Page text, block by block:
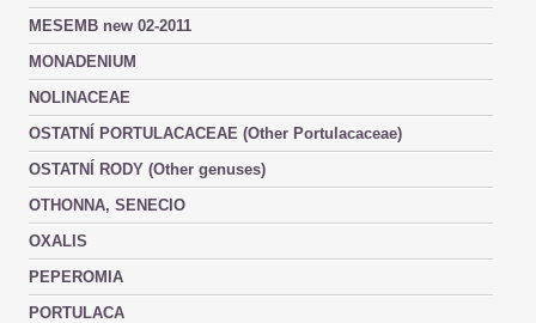
MESEMB new 02-2011
MONADENIUM
NOLINACEAE
OSTATNÍ PORTULACACEAE (Other Portulacaceae)
OSTATNÍ RODY (Other genuses)
OTHONNA, SENECIO
OXALIS
PEPEROMIA
PORTULACA